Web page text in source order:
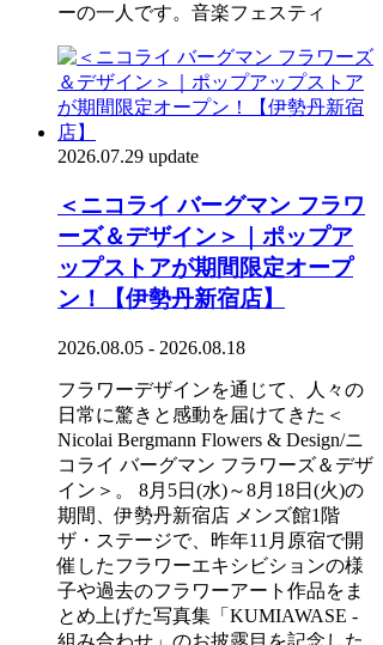
ーの一人です。音楽フェスティ
2026.07.29 update
＜ニコライ バーグマン フラワ
ーズ＆デザイン＞｜ポップア
ップストアが期間限定オープ
ン！【伊勢丹新宿店】
2026.08.05 - 2026.08.18
フラワーデザインを通じて、人々の
日常に驚きと感動を届けてきた＜
Nicolai Bergmann Flowers & Design/ニ
コライ バーグマン フラワーズ＆デザ
イン＞。 8月5日(水)～8月18日(火)の
期間、伊勢丹新宿店 メンズ館1階
ザ・ステージで、昨年11月原宿で開
催したフラワーエキシビションの様
子や過去のフラワーアート作品をま
とめ上げた写真集「KUMIAWASE -
組み合わせ」のお披露目を記念した